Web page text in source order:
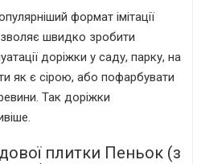
формат імітації
швидко зробити
доріжки у саду, парку, на
як є сірою, або пофарбувати
Так доріжки
плитки Пеньок (з